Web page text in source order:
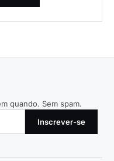
quando. Sem spam.
Inscrever-se